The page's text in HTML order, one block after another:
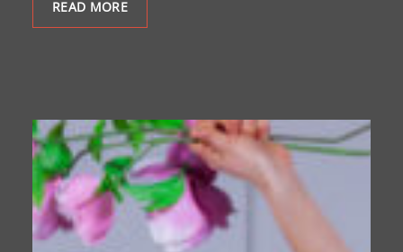
READ MORE